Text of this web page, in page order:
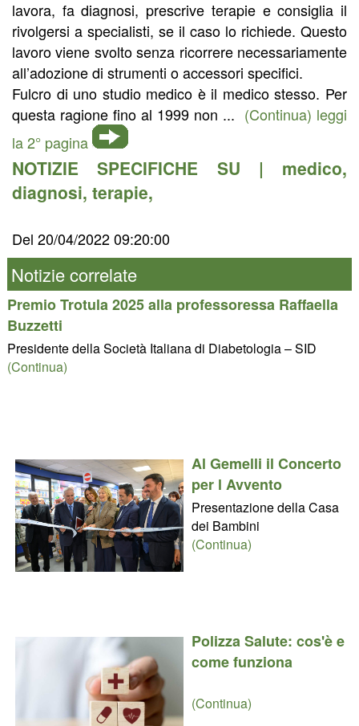
lavora, fa diagnosi, prescrive terapie e consiglia il
rivolgersi a specialisti, se il caso lo richiede. Questo
lavoro viene svolto senza ricorrere necessariamente
all’adozione di strumenti o accessori specifici.
Fulcro di uno studio medico è il medico stesso. Per
questa ragione fino al 1999 non ... (Continua) leggi
la 2° pagina
NOTIZIE SPECIFICHE SU | medico,
diagnosi, terapie,
Del 20/04/2022 09:20:00
Notizie correlate
Premio Trotula 2025 alla professoressa Raffaella
Buzzetti
Presidente della Società Italiana di Diabetologia – SID
(Continua)
Al Gemelli il Concerto
per l Avvento
Presentazione della Casa
dei Bambini
(Continua)
Polizza Salute: cos'è e
come funziona
(Continua)